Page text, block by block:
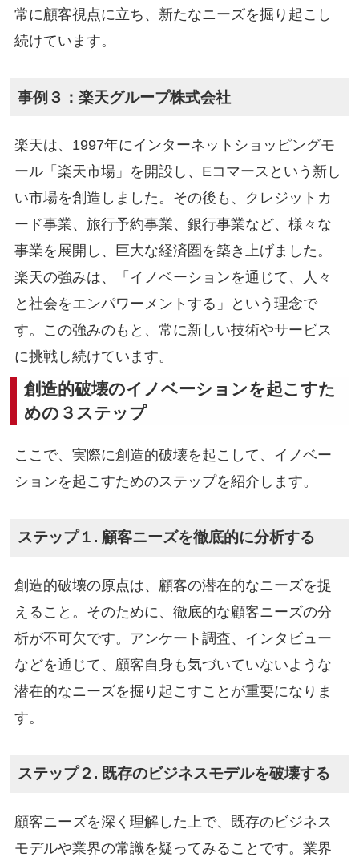
常に顧客視点に立ち、新たなニーズを掘り起こし
続けています。
事例３：楽天グループ株式会社
楽天は、1997年にインターネットショッピングモ
ール「楽天市場」を開設し、Eコマースという新し
い市場を創造しました。その後も、クレジットカ
ード事業、旅行予約事業、銀行事業など、様々な
事業を展開し、巨大な経済圏を築き上げました。
楽天の強みは、「イノベーションを通じて、人々
と社会をエンパワーメントする」という理念で
す。この強みのもと、常に新しい技術やサービス
に挑戦し続けています。
創造的破壊のイノベーションを起こすた
めの３ステップ
ここで、実際に創造的破壊を起こして、イノベー
ションを起こすためのステップを紹介します。
ステップ１. 顧客ニーズを徹底的に分析する
創造的破壊の原点は、顧客の潜在的なニーズを捉
えること。そのために、徹底的な顧客ニーズの分
析が不可欠です。アンケート調査、インタビュー
などを通じて、顧客自身も気づいていないような
潜在的なニーズを掘り起こすことが重要になりま
す。
ステップ２. 既存のビジネスモデルを破壊する
顧客ニーズを深く理解した上で、既存のビジネス
モデルや業界の常識を疑ってみることです。業界